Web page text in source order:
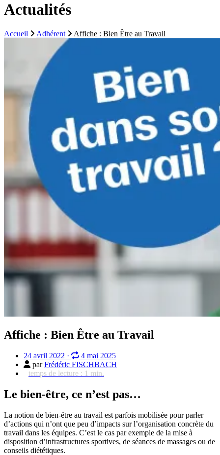
Actualités
Accueil Adhérent Affiche : Bien Être au Travail
Affiche : Bien Être au Travail
24 avril 2022 ·
4 mai 2025
parFrédéric FISCHBACH
temps de lecture : 1 min.
Le bien-être, ce n’est pas…
La notion de bien-être au travail est parfois mobilisée pour parler
d’actions qui n’ont que peu d’impacts sur l’organisation concrète du
travail dans les équipes. C’est le cas par exemple de la mise à
disposition d’infrastructures sportives, de séances de massages ou de
conseils diététiques.